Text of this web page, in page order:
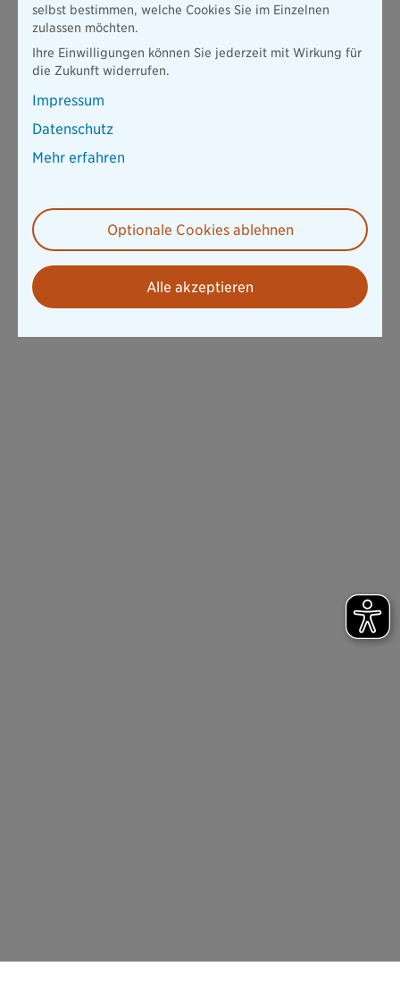
selbst bestimmen, welche Cookies Sie im Einzelnen
zulassen möchten.
Ihre Einwilligungen können Sie jederzeit mit Wirkung für
die Zukunft widerrufen.
Impressum
Datenschutz
Mehr erfahren
Optionale Cookies ablehnen
Alle akzeptieren